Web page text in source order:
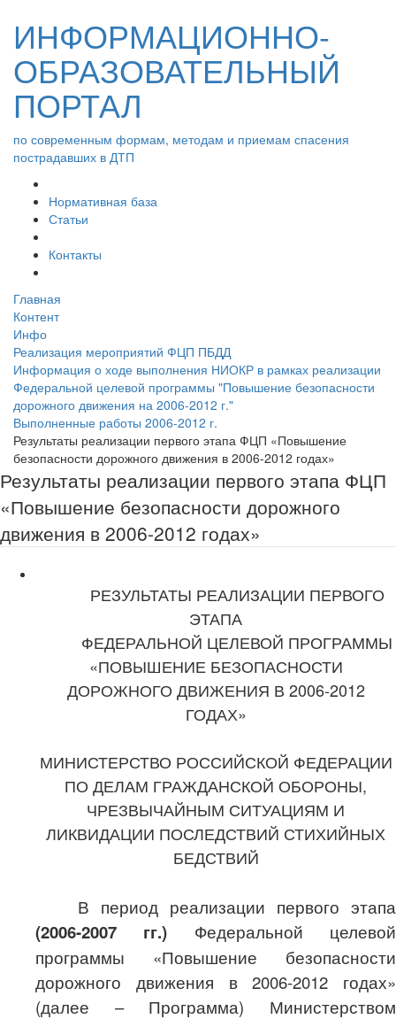
ИНФОРМАЦИОННО-
ОБРАЗОВАТЕЛЬНЫЙ
ПОРТАЛ
по современным формам, методам и приемам спасения
пострадавших в ДТП
Нормативная база
Статьи
Контакты
Главная
Контент
Инфо
Реализация мероприятий ФЦП ПБДД
Информация о ходе выполнения НИОКР в рамках реализации
Федеральной целевой программы "Повышение безопасности
дорожного движения на 2006-2012 г."
Выполненные работы 2006-2012 г.
Результаты реализации первого этапа ФЦП «Повышение
безопасности дорожного движения в 2006-2012 годах»
Результаты реализации первого этапа ФЦП
«Повышение безопасности дорожного
движения в 2006-2012 годах»
РЕЗУЛЬТАТЫ РЕАЛИЗАЦИИ ПЕРВОГО
ЭТАПА
ФЕДЕРАЛЬНОЙ ЦЕЛЕВОЙ ПРОГРАММЫ
«ПОВЫШЕНИЕ БЕЗОПАСНОСТИ
ДОРОЖНОГО ДВИЖЕНИЯ В 2006-2012
ГОДАХ»
МИНИСТЕРСТВО РОССИЙСКОЙ ФЕДЕРАЦИИ
ПО ДЕЛАМ ГРАЖДАНСКОЙ ОБОРОНЫ,
ЧРЕЗВЫЧАЙНЫМ СИТУАЦИЯМ И
ЛИКВИДАЦИИ ПОСЛЕДСТВИЙ СТИХИЙНЫХ
БЕДСТВИЙ
В период реализации первого этапа
(2006-2007 гг.) Федеральной целевой
программы «Повышение безопасности
дорожного движения в 2006-2012 годах»
(далее – Программа) Министерством